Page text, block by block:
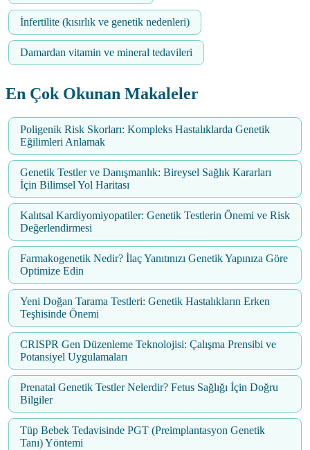
İnfertilite (kısırlık ve genetik nedenleri)
Damardan vitamin ve mineral tedavileri
En Çok Okunan Makaleler
Poligenik Risk Skorları: Kompleks Hastalıklarda Genetik
Eğilimleri Anlamak
Genetik Testler ve Danışmanlık: Bireysel Sağlık Kararları
İçin Bilimsel Yol Haritası
Kalıtsal Kardiyomiyopatiler: Genetik Testlerin Önemi ve Risk
Değerlendirmesi
Farmakogenetik Nedir? İlaç Yanıtınızı Genetik Yapınıza Göre
Optimize Edin
Yeni Doğan Tarama Testleri: Genetik Hastalıkların Erken
Teşhisinde Önemi
CRISPR Gen Düzenleme Teknolojisi: Çalışma Prensibi ve
Potansiyel Uygulamaları
Prenatal Genetik Testler Nelerdir? Fetus Sağlığı İçin Doğru
Bilgiler
Tüp Bebek Tedavisinde PGT (Preimplantasyon Genetik
Tanı) Yöntemi